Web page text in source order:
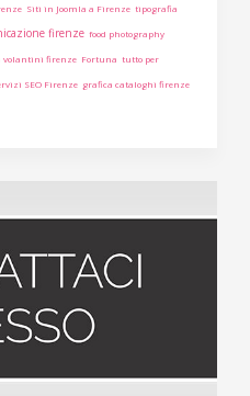
Siti in Joomla a Firenze tipografia
firenze food photography
volantini firenze Fortuna tutto per
SEO Firenze grafica cataloghi firenze